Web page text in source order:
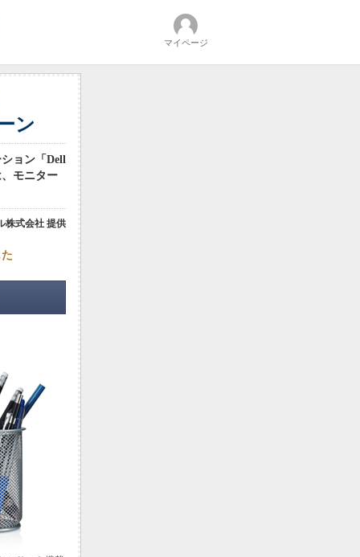
マイページ
ン
ョン「Dell
モニター
株式会社 提供